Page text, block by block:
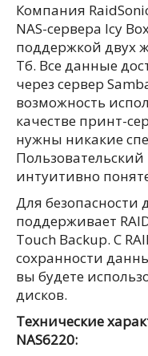
Компания
NAS-сервера Icy
поддержкой двух
Тб. Все данные
через сервер
возможность
качестве принт-
нужны никакие
интуитивно
Для безопасности
поддерживает
Touch Backup. C
сохранности
вы будете
дисков.
Технические
NAS6220: